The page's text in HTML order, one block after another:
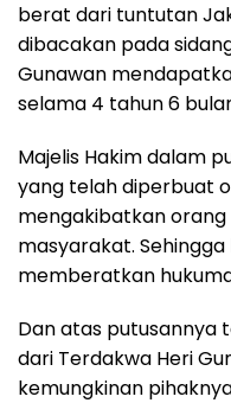
berat dari tuntutan
dibacakan pada
Gunawan
selama 4 tahun 6
Majelis Hakim dalam
yang telah diperbuat
mengakibatkan
masyarakat.
memberatkan
Dan atas putusannya
dari Terdakwa Heri
kemungkinan